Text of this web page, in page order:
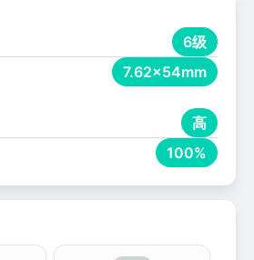
6级
7.62x54mm
高
100%